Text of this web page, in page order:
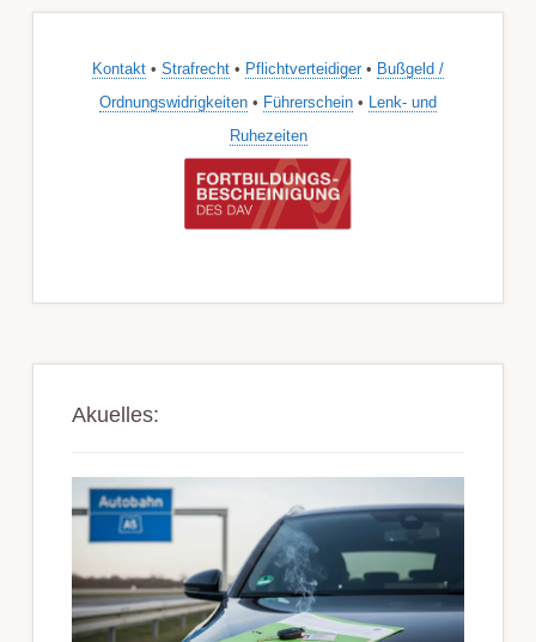
Kontakt • Strafrecht • Pflichtverteidiger • Bußgeld /
Ordnungswidrigkeiten • Führerschein • Lenk- und
Ruhezeiten
Akuelles: